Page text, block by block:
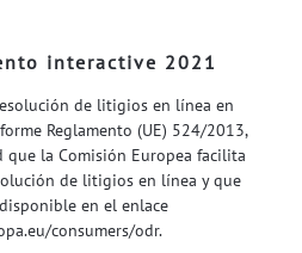
interactive 2021
de litigios en línea en
Reglamento (UE) 524/2013,
que la Comisión Europea facilita
de litigios en línea y que
en el enlace
consumers/odr.